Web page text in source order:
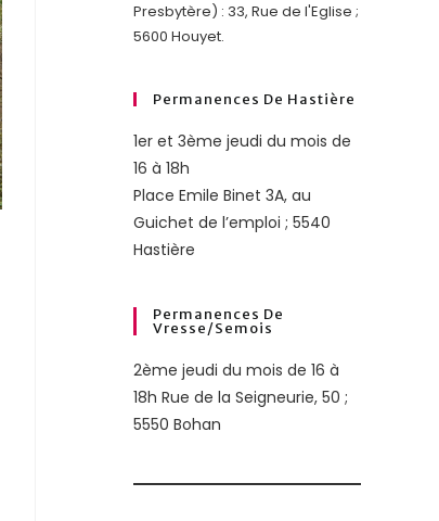
Presbytère) : 33, Rue de l'Eglise ;
5600 Houyet.
Permanences De Hastière
1er et 3ème jeudi du mois de
16 à 18h
Place Emile Binet 3A, au
Guichet de l’emploi ; 5540
Hastière
Permanences De
Vresse/semois
2ème jeudi du mois de 16 à
18h Rue de la Seigneurie, 50 ;
5550 Bohan